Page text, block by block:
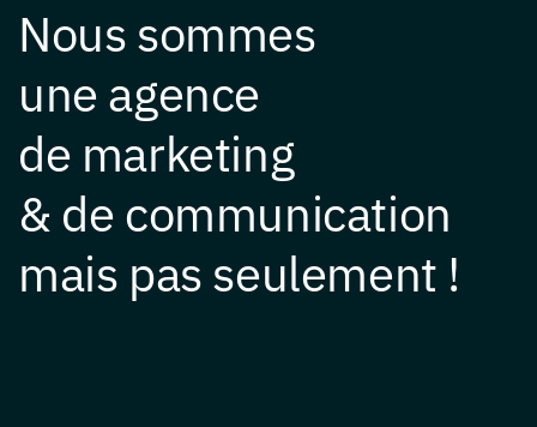
Nous sommes
une agence
de marketing
& de communication
mais pas seulement !